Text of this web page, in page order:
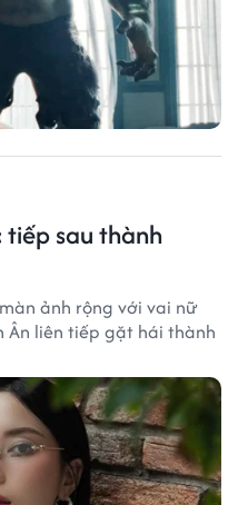
sau thành
ảnh rộng với vai nữ
Ân liên tiếp gặt hái thành